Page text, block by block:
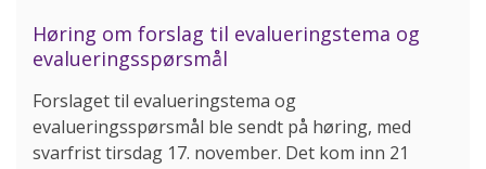
Høring om forslag til evalueringstema og
evalueringsspørsmål
Forslaget til evalueringstema og
evalueringsspørsmål ble sendt på høring, med
svarfrist tirsdag 17. november. Det kom inn 21